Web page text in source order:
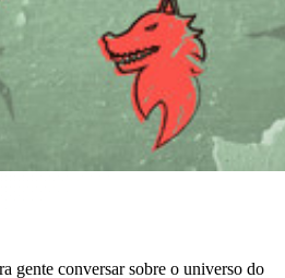
gente conversar sobre o universo do